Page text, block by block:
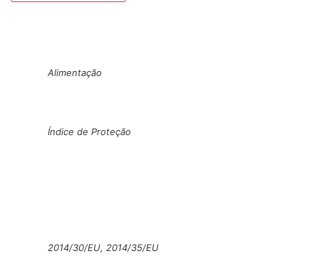
Alimentação
Índice de Proteção
2014/30/EU, 2014/35/EU